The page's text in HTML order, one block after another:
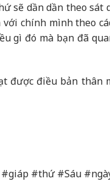
sẽ dần dần theo
chính mình theo
gì đó mà bạn đã
được điều bản
#thứ #Sáu